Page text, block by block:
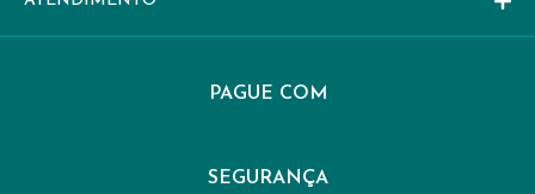
PAGUE COM
SEGURANÇA